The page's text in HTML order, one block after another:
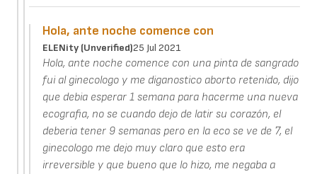
Hola, ante noche comence con
ELENity (unverified)25 Jul 2021
Hola, ante noche comence con una pinta de sangrado
fui al ginecologo y me diganostico aborto retenido, dijo
que debia esperar 1 semana para hacerme una nueva
ecografia, no se cuando dejo de latir su corazón, el
deberia tener 9 semanas pero en la eco se ve de 7, el
ginecologo me dejo muy claro que esto era
irreversible y que bueno que lo hizo, me negaba a